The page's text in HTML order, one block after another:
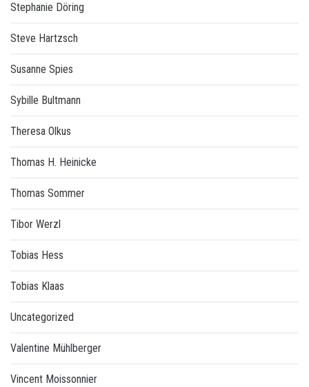
Stephanie Döring
Steve Hartzsch
Susanne Spies
Sybille Bultmann
Theresa Olkus
Thomas H. Heinicke
Thomas Sommer
Tibor Werzl
Tobias Hess
Tobias Klaas
Uncategorized
Valentine Mühlberger
Vincent Moissonnier